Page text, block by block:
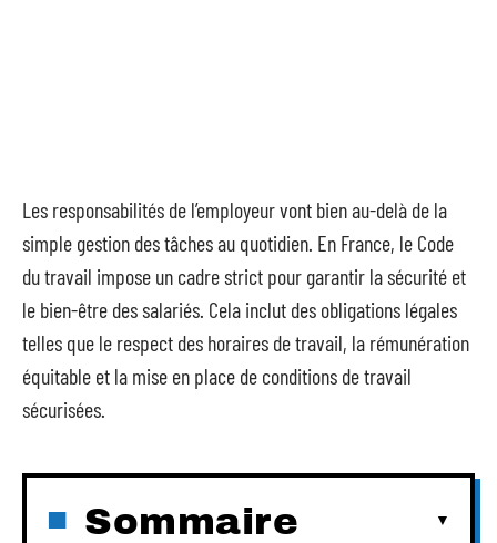
Les responsabilités de l’employeur vont bien au-delà de la
simple gestion des tâches au quotidien. En France, le Code
du travail impose un cadre strict pour garantir la sécurité et
le bien-être des salariés. Cela inclut des obligations légales
telles que le respect des horaires de travail, la rémunération
équitable et la mise en place de conditions de travail
sécurisées.
Sommaire